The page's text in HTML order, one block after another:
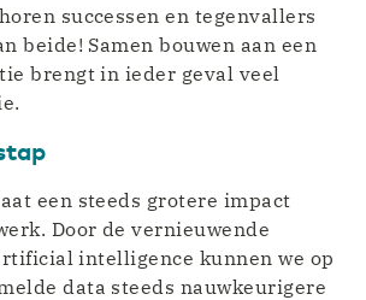
successen en tegenvallers
beide! Samen bouwen aan een
brengt in ieder geval veel
een steeds grotere impact
Door de vernieuwende
intelligence kunnen we op
data steeds nauwkeurigere